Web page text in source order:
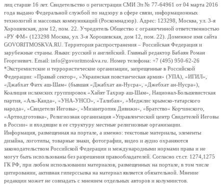
лиц старше 16 лет. Свидетельство о регистрации СМИ Эл № 77-64961 от 04 марта 2016
года выдано Федеральной службой по надзору в сфере связи, информационных
технологий и массовых коммуникаций (Роскомнадзор). Адрес: 123298, Москва, ул. 3-я
Хорошевская, дом 12, пом. 22. Учредитель Общество с ограниченной ответственностью
«РУ ФМ» (123298 Москва, ул. 3-я Хорошевская, дом 12, пом. 22). Доменное имя сайта
GOVORITMOSKVA.RU. Территория распространения – Российская Федерация и
зарубежные страны. Языки: русский и английский. Главный редактор Бабаян Роман
Георгиевич. Email: info@govoritmoskva.ru. Номер телефона: +7 (495) 950-62-26
*Экстремистские и террористические организации, запрещенные в Российской
Федерации: «Правый сектор», «Украинская повстанческая армия» (УПА), «ИГИЛ»,
«Джабхат Фатх аш-Шам» (бывшая «Джабхат ан-Нусра», «Джебхат ан-Нусра»),
Коалиция исламских группировок «Хайят Тахрир аш-Шам», Национал-Большевистская
партия, «Аль-Каида», «УНА-УНСО», «Талибан», «Меджлис крымско-татарского
народа», «Свидетели Иеговы», «Мизантропик Дивижн», «Братство» Корчинского,
«Артподготовка», Религиозная организация «Управленческий центр Свидетелей Иеговы
в России» и входящие в ее структуру местные религиозные организации.
Информация, размещенная на портале, а именно: текстовые материалы, элементы
дизайна, логотипы, товарные знаки, фотографии, видео и аудио охраняются
законодательством Российской Федерации и международными нормами права и не
могут быть использованы без разрешения правообладателей. Согласно ст.ст. 1274,1275
ГК РФ, при любом использовании материалов, размещенных на портале, в том числе
цитировании, активная гиперссылка на материал является обязательной. Мнение
редакции может не совпадать с мнением отдельных авторов и колумнистов.